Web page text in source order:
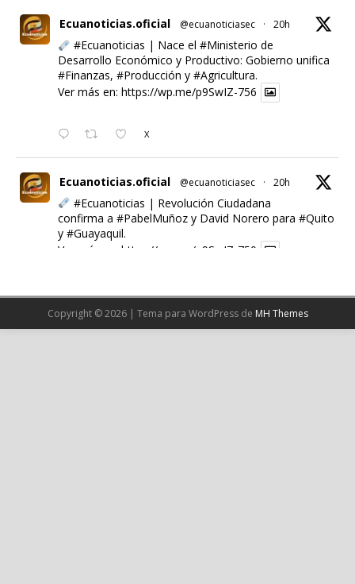
Ecuanoticias.oficial @ecuanoticiasec · 20h
#Ecuanoticias | Nace el #Ministerio de
Desarrollo Económico y Productivo: Gobierno unifica
#Finanzas, #Producción y #Agricultura.
Ver más en: https://wp.me/p9SwIZ-756
X
Ecuanoticias.oficial @ecuanoticiasec · 20h
#Ecuanoticias | Revolución Ciudadana
confirma a #PabelMuñoz y David Norero para #Quito
y #Guayaquil.
Ver más en: https://wp.me/p9SwIZ-750
Cargar más
Copyright © 2026 | Tema para WordPress de MH Themes